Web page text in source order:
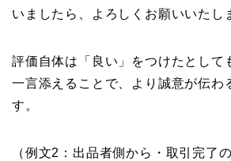
いましたら、よろしくお願いいたし
評価自体は「良い」をつけたとして
一言添えることで、より誠意が伝わ
す。
（例文2：出品者側から・取引完了の